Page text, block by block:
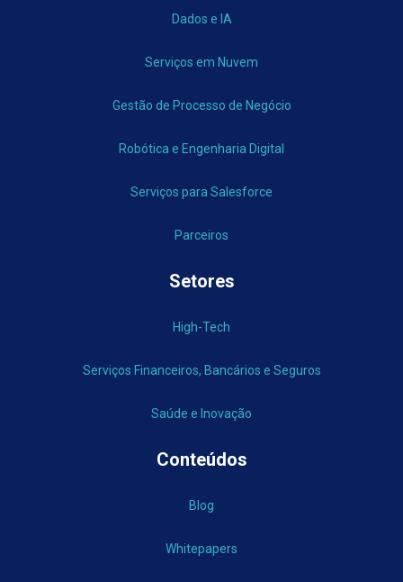
Dados e IA
Serviços em Nuvem
Gestão de Processo de Negócio
Robótica e Engenharia Digital
Serviços para Salesforce
Parceiros
Setores
High-Tech
Serviços Financeiros, Bancários e Seguros
Saúde e Inovação
Conteúdos
Blog
Whitepapers